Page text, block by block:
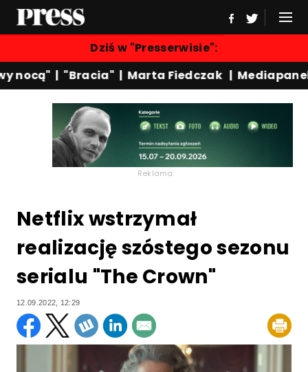
Dziś w "Presserwisie":
nocą"|"Bracia"| Marta Fiedczak|Mediapanel
Reklama
Netflix wstrzymał
realizację szóstego sezonu
serialu "The Crown"
12.09.2022, 12:29